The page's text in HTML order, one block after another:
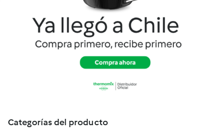
Cookidoo
Categorías del producto